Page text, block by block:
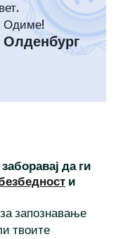
Одиме!
Олденбург
да ги
и
запознавање
твоите